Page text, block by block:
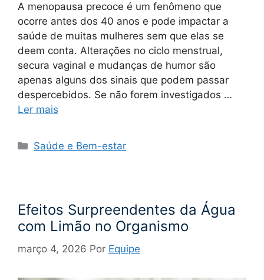
A menopausa precoce é um fenômeno que
ocorre antes dos 40 anos e pode impactar a
saúde de muitas mulheres sem que elas se
deem conta. Alterações no ciclo menstrual,
secura vaginal e mudanças de humor são
apenas alguns dos sinais que podem passar
despercebidos. Se não forem investigados …
Ler mais
Categorias
Saúde e Bem-estar
Efeitos Surpreendentes da Água
com Limão no Organismo
março 4, 2026 Por Equipe